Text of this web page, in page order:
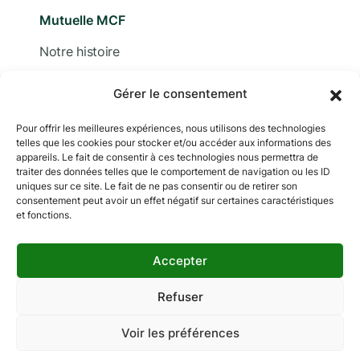
Gérer le consentement
Pour offrir les meilleures expériences, nous utilisons des technologies
telles que les cookies pour stocker et/ou accéder aux informations des
appareils. Le fait de consentir à ces technologies nous permettra de
traiter des données telles que le comportement de navigation ou les ID
uniques sur ce site. Le fait de ne pas consentir ou de retirer son
consentement peut avoir un effet négatif sur certaines caractéristiques
et fonctions.
Accepter
Refuser
Voir les préférences
Mutuelle MCF
Notre histoire
Adhérer
Documentation
Copyright © 2024 MCF. Tous droits réservés
Les photographies sur ce site sont © iStock sauf